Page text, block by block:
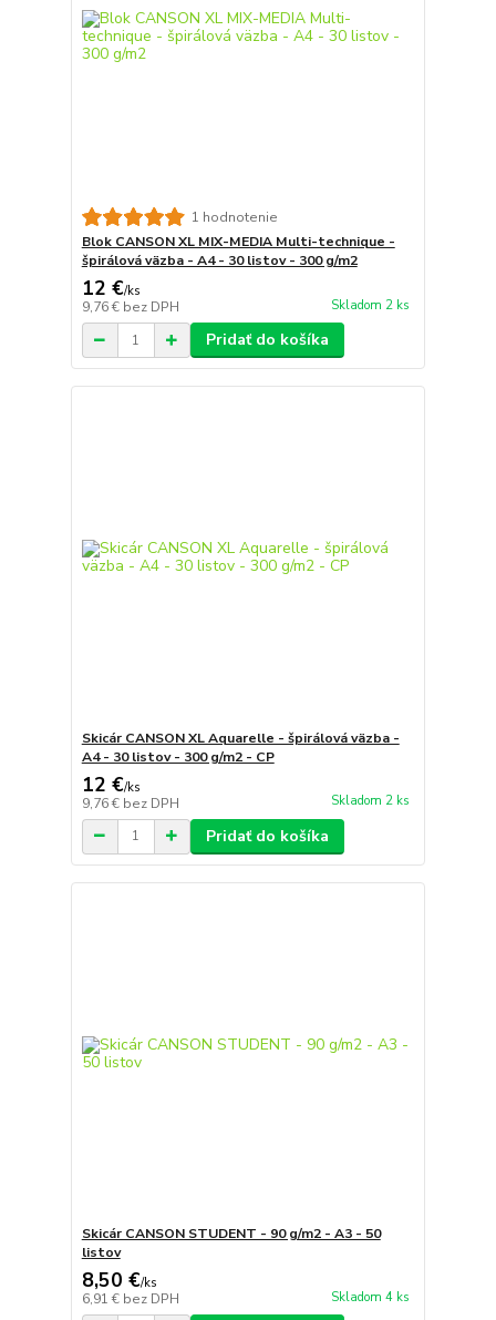
1 hodnotenie
Blok CANSON XL MIX-MEDIA Multi-technique -
špirálová väzba - A4 - 30 listov - 300 g/m2
12 €/ks
9,76 € bez DPH Skladom 2 ks
Pridať do košíka
Skicár CANSON XL Aquarelle - špirálová väzba -
A4 - 30 listov - 300 g/m2 - CP
12 €/ks
9,76 € bez DPH Skladom 2 ks
Pridať do košíka
Skicár CANSON STUDENT - 90 g/m2 - A3 - 50
listov
8,50 €/ks
6,91 € bez DPH Skladom 4 ks